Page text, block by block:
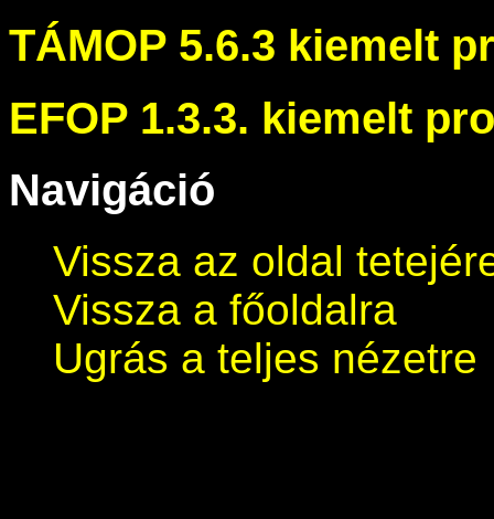
TÁMOP 5.6.3 kiemelt
EFOP 1.3.3. kiemelt
Navigáció
Vissza az oldal
Vissza a főoldalra
Ugrás a teljes nézetre